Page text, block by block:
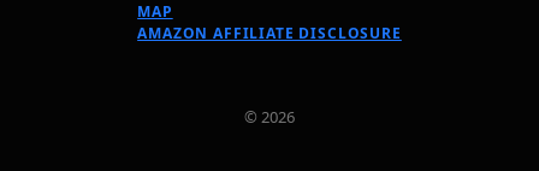
MAP
AMAZON AFFILIATE DISCLOSURE
© 2026